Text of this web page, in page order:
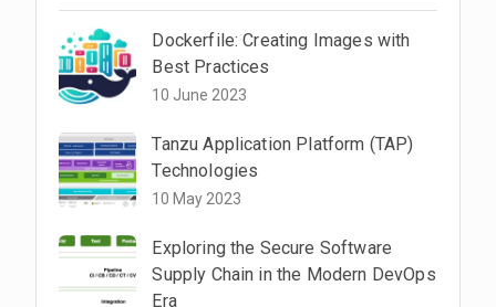
Dockerfile: Creating Images with
Best Practices
10 June 2023
Tanzu Application Platform (TAP)
Technologies
10 May 2023
Exploring the Secure Software
Supply Chain in the Modern DevOps
Era